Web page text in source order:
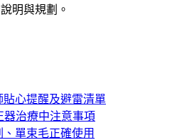
明與規劃。
心提醒及避雷清單
器治療中注意事項
單束毛正確使用